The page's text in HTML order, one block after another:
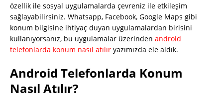
özellik ile sosyal uygulamalarda çevreniz ile etkileşim
sağlayabilirsiniz. Whatsapp, Facebook, Google Maps gibi
konum bilgisine ihtiyaç duyan uygulamalardan birisini
kullanıyorsanız, bu uygulamalar üzerinden android
telefonlarda konum nasıl atılır yazımızda ele aldık.
Android Telefonlarda Konum
Nasıl Atılır?